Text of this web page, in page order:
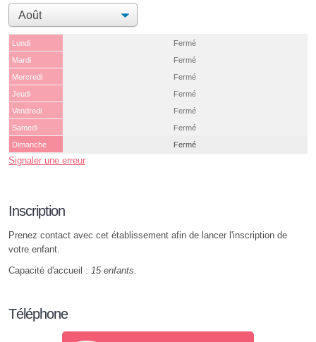
Lundi
Fermé
Mardi
Fermé
Mercredi
Fermé
Jeudi
Fermé
Vendredi
Fermé
Samedi
Fermé
Dimanche
Fermé
Signaler une erreur
Inscription
Prenez contact avec cet établissement afin de lancer l'inscription de
votre enfant.
Capacité d'accueil : 15 enfants
Téléphone